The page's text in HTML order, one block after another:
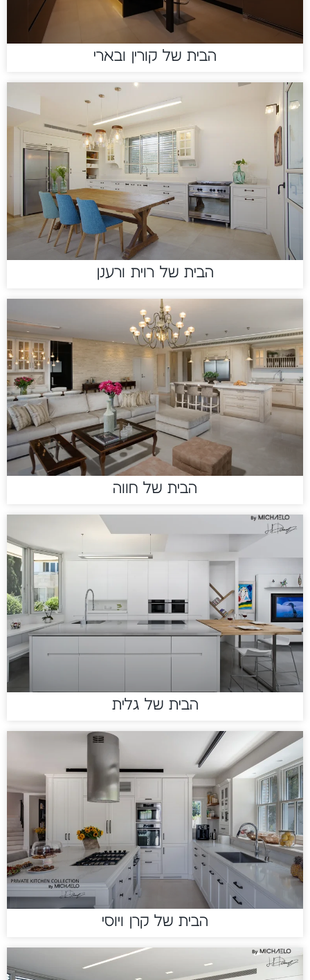
הבית של קורין ובארי
הבית של רוית ורענן
הבית של חווה
הבית של גלית
הבית של קרן ויוסי